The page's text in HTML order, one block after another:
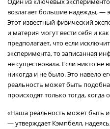
возлагает большие надежды, —
Этот известный физический
и материя могут вести себя и
предполагает, что если
эксперимента, то записанная
не существовала. Если никто не
никогда и не было. Это навело
реальность может быть
происходят только тогда,
«Наша реальность может быть
— утверждает Кэмпбелл,